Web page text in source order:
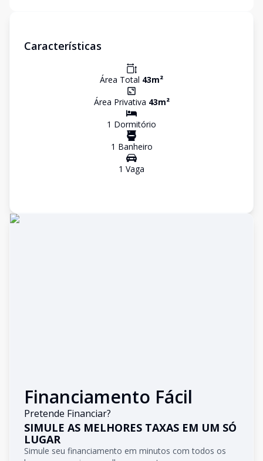
Características
Área Total 43m²
Área Privativa 43m²
1 Dormitório
1 Banheiro
1 Vaga
Financiamento Fácil
Pretende Financiar?
SIMULE AS MELHORES TAXAS EM UM SÓ
LUGAR
Simule seu financiamento em minutos com todos os